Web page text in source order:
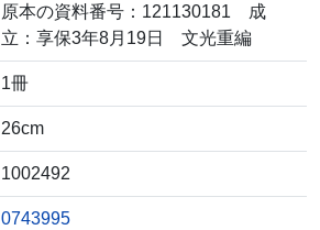
原本の資料番号：121130181 成
立：享保3年8月19日 文光重編
1冊
26cm
1002492
0743995